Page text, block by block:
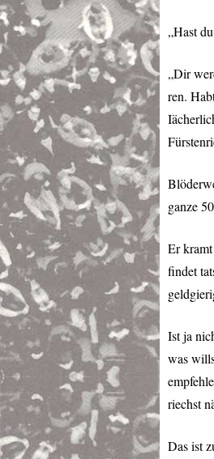
„Hast
„Dir
ren.
ganze
Er
findet
Ist ja
was
riechst
Das ist